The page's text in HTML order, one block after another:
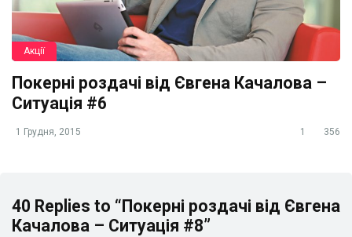
Акції
Покерні роздачі від Євгена Качалова –
Ситуація #6
1 Грудня, 2015 1 356
40 Replies to “Покерні роздачі від Євгена
Качалова – Ситуація #8”